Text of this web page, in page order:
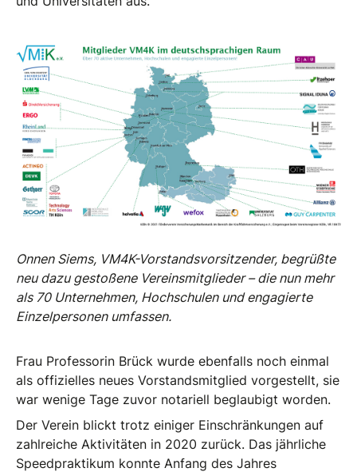
Onnen Siems, VM4K-Vorstandsvorsitzender, begrüßte
neu dazu gestoßene Vereinsmitglieder – die nun mehr
als 70 Unternehmen, Hochschulen und engagierte
Einzelpersonen umfassen.
Frau Professorin Brück wurde ebenfalls noch einmal
als offizielles neues Vorstandsmitglied vorgestellt, sie
war wenige Tage zuvor notariell beglaubigt worden.
Der Verein blickt trotz einiger Einschränkungen auf
zahlreiche Aktivitäten in 2020 zurück. Das jährliche
Speedpraktikum konnte Anfang des Jahres